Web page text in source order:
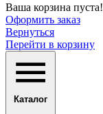
Ваша корзина пуста!
Оформить заказ
Вернуться
Перейти в корзину
Каталог